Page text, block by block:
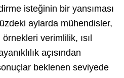
isteğinin bir yansıması
aylarda mühendisler,
verimlilik, ısıl
açısından
beklenen seviyede